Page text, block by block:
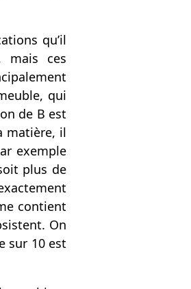
qu’il
mais ces
qui
de B est
matière, il
exemple
plus de
contient
On
sur 10 est